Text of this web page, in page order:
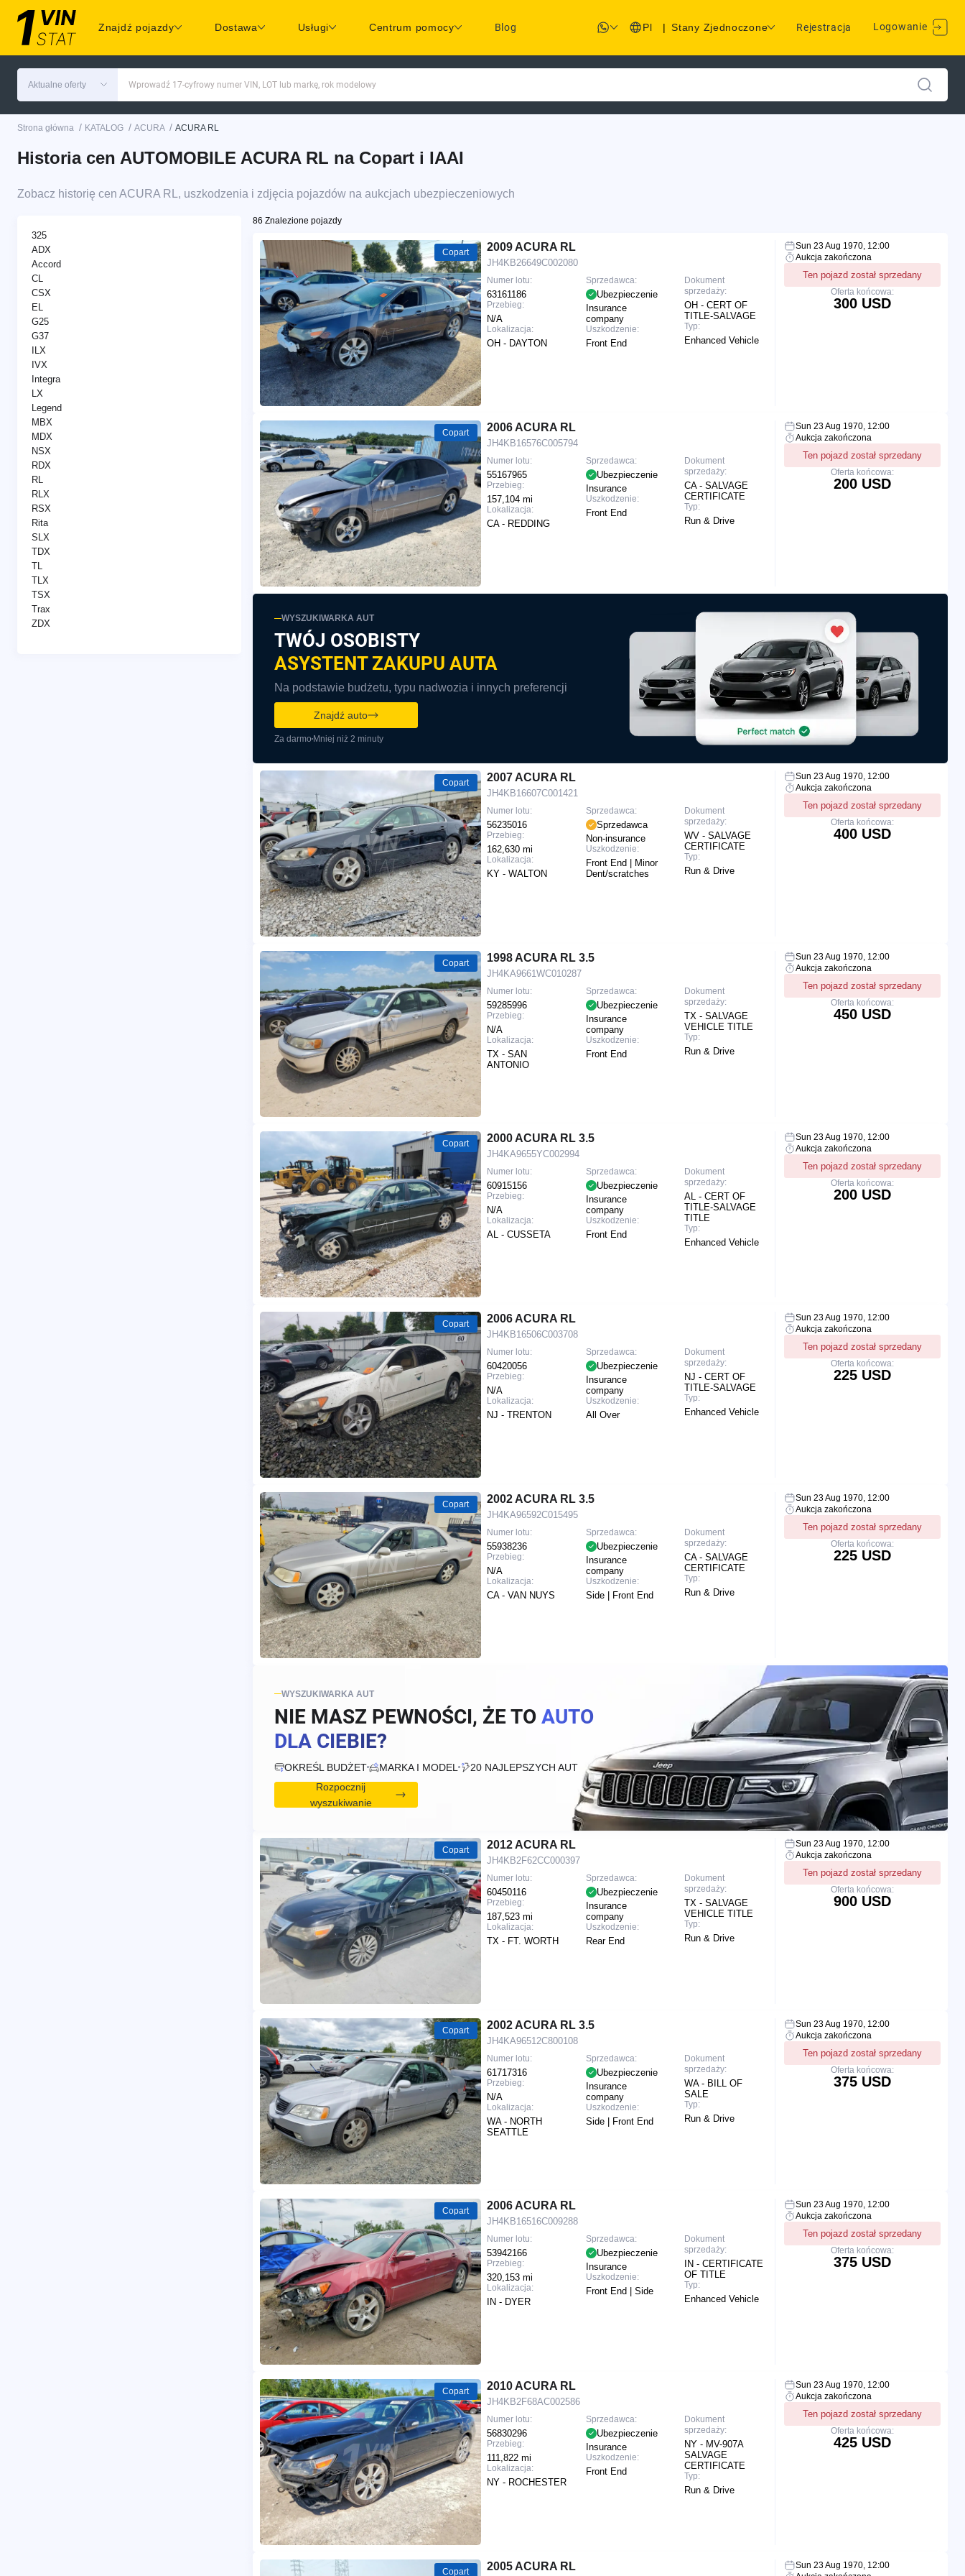
Znajdź pojazdy Dostawa Usługi Centrum pomocy Blog Pl | Stany Zjednoczone Rejestracja Logowanie
Aktualne oferty Wprowadź 17-cyfrowy numer VIN, LOT lub markę, rok modelowy
Strona główna / KATALOG / ACURA / ACURA RL
Historia cen AUTOMOBILE ACURA RL na Copart i IAAI
Zobacz historię cen ACURA RL, uszkodzenia i zdjęcia pojazdów na aukcjach ubezpieczeniowych
325
ADX
Accord
CL
CSX
EL
G25
G37
ILX
IVX
Integra
LX
Legend
MBX
MDX
NSX
RDX
RL
RLX
RSX
Rita
SLX
TDX
TL
TLX
TSX
Trax
ZDX
86 Znalezione pojazdy
Copart 2009 ACURA RL
JH4KB26649C002080
Numer lotu:
63161186
Przebieg:
N/A
Lokalizacja:
OH - DAYTON
Sprzedawca:
Ubezpieczenie
Insurance
company
Uszkodzenie:
Front End
Dokument
sprzedaży:
OH - CERT OF
TITLE-SALVAGE
Typ:
Enhanced Vehicle
Sun 23 Aug 1970, 12:00
Aukcja zakończona
Ten pojazd został sprzedany
Oferta końcowa:
300 USD
Copart 2006 ACURA RL
JH4KB16576C005794
Numer lotu:
55167965
Przebieg:
157,104 mi
Lokalizacja:
CA - REDDING
Sprzedawca:
Ubezpieczenie
Insurance
Uszkodzenie:
Front End
Dokument
sprzedaży:
CA - SALVAGE
CERTIFICATE
Typ:
Run & Drive
Sun 23 Aug 1970, 12:00
Aukcja zakończona
Ten pojazd został sprzedany
Oferta końcowa:
200 USD
WYSZUKIWARKA AUT
TWÓJ OSOBISTY
ASYSTENT ZAKUPU AUTA
Na podstawie budżetu, typu nadwozia i innych preferencji
Znajdź auto
Za darmo Mniej niż 2 minuty
Copart 2007 ACURA RL
JH4KB16607C001421
Numer lotu:
56235016
Przebieg:
162,630 mi
Lokalizacja:
KY - WALTON
Sprzedawca:
Sprzedawca
Non-insurance
Uszkodzenie:
Front End | Minor
Dent/scratches
Dokument
sprzedaży:
WV - SALVAGE
CERTIFICATE
Typ:
Run & Drive
Sun 23 Aug 1970, 12:00
Aukcja zakończona
Ten pojazd został sprzedany
Oferta końcowa:
400 USD
Copart 1998 ACURA RL 3.5
JH4KA9661WC010287
Numer lotu:
59285996
Przebieg:
N/A
Lokalizacja:
TX - SAN
ANTONIO
Sprzedawca:
Ubezpieczenie
Insurance
company
Uszkodzenie:
Front End
Dokument
sprzedaży:
TX - SALVAGE
VEHICLE TITLE
Typ:
Run & Drive
Sun 23 Aug 1970, 12:00
Aukcja zakończona
Ten pojazd został sprzedany
Oferta końcowa:
450 USD
Copart 2000 ACURA RL 3.5
JH4KA9655YC002994
Numer lotu:
60915156
Przebieg:
N/A
Lokalizacja:
AL - CUSSETA
Sprzedawca:
Ubezpieczenie
Insurance
company
Uszkodzenie:
Front End
Dokument
sprzedaży:
AL - CERT OF
TITLE-SALVAGE
TITLE
Typ:
Enhanced Vehicle
Sun 23 Aug 1970, 12:00
Aukcja zakończona
Ten pojazd został sprzedany
Oferta końcowa:
200 USD
Copart 2006 ACURA RL
JH4KB16506C003708
Numer lotu:
60420056
Przebieg:
N/A
Lokalizacja:
NJ - TRENTON
Sprzedawca:
Ubezpieczenie
Insurance
company
Uszkodzenie:
All Over
Dokument
sprzedaży:
NJ - CERT OF
TITLE-SALVAGE
Typ:
Enhanced Vehicle
Sun 23 Aug 1970, 12:00
Aukcja zakończona
Ten pojazd został sprzedany
Oferta końcowa:
225 USD
Copart 2002 ACURA RL 3.5
JH4KA96592C015495
Numer lotu:
55938236
Przebieg:
N/A
Lokalizacja:
CA - VAN NUYS
Sprzedawca:
Ubezpieczenie
Insurance
company
Uszkodzenie:
Side | Front End
Dokument
sprzedaży:
CA - SALVAGE
CERTIFICATE
Typ:
Run & Drive
Sun 23 Aug 1970, 12:00
Aukcja zakończona
Ten pojazd został sprzedany
Oferta końcowa:
225 USD
WYSZUKIWARKA AUT
NIE MASZ PEWNOŚCI, ŻE TO AUTO
DLA CIEBIE?
OKREŚL BUDŻET MARKA I MODEL
20 NAJLEPSZYCH AUT
Rozpocznij
wyszukiwanie
Copart 2012 ACURA RL
JH4KB2F62CC000397
Numer lotu:
60450116
Przebieg:
187,523 mi
Lokalizacja:
TX - FT. WORTH
Sprzedawca:
Ubezpieczenie
Insurance
company
Uszkodzenie:
Rear End
Dokument
sprzedaży:
TX - SALVAGE
VEHICLE TITLE
Typ:
Run & Drive
Sun 23 Aug 1970, 12:00
Aukcja zakończona
Ten pojazd został sprzedany
Oferta końcowa:
900 USD
Copart 2002 ACURA RL 3.5
JH4KA96512C800108
Numer lotu:
61717316
Przebieg:
N/A
Lokalizacja:
WA - NORTH
SEATTLE
Sprzedawca:
Ubezpieczenie
Insurance
company
Uszkodzenie:
Side | Front End
Dokument
sprzedaży:
WA - BILL OF
SALE
Typ:
Run & Drive
Sun 23 Aug 1970, 12:00
Aukcja zakończona
Ten pojazd został sprzedany
Oferta końcowa:
375 USD
Copart 2006 ACURA RL
JH4KB16516C009288
Numer lotu:
53942166
Przebieg:
320,153 mi
Lokalizacja:
IN - DYER
Sprzedawca:
Ubezpieczenie
Insurance
Uszkodzenie:
Front End | Side
Dokument
sprzedaży:
IN - CERTIFICATE
OF TITLE
Typ:
Enhanced Vehicle
Sun 23 Aug 1970, 12:00
Aukcja zakończona
Ten pojazd został sprzedany
Oferta końcowa:
375 USD
Copart 2010 ACURA RL
JH4KB2F68AC002586
Numer lotu:
56830296
Przebieg:
111,822 mi
Lokalizacja:
NY - ROCHESTER
Sprzedawca:
Ubezpieczenie
Insurance
Uszkodzenie:
Front End
Dokument
sprzedaży:
NY - MV-907A
SALVAGE
CERTIFICATE
Typ:
Run & Drive
Sun 23 Aug 1970, 12:00
Aukcja zakończona
Ten pojazd został sprzedany
Oferta końcowa:
425 USD
Copart 2005 ACURA RL
Sun 23 Aug 1970, 12:00